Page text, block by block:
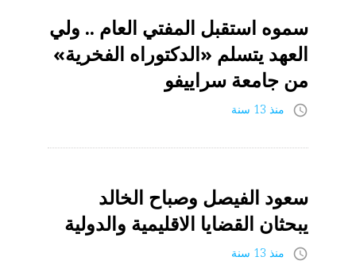
أكتوبر
2013
سموه استقبل المفتي العام .. ولي
العهد يتسلم «الدكتوراه الفخرية»
من جامعة سراييفو
access_time منذ 13 سنة
سعود الفيصل وصباح الخالد
يبحثان القضايا الاقليمية والدولية
access_time منذ 13 سنة